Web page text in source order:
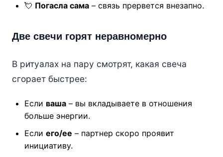
💘 Погасла сама– связь прервется внезапно.
Две свечи горят неравномерно
В ритуалах на пару смотрят, какая свеча
сгорает быстрее:
Если ваша– вы вкладываете в отношения
больше энергии.
Если его/ее – партнер скоро проявит
инициативу.